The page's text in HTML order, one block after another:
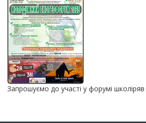
Запрошуємо до участі у форумі школіряв